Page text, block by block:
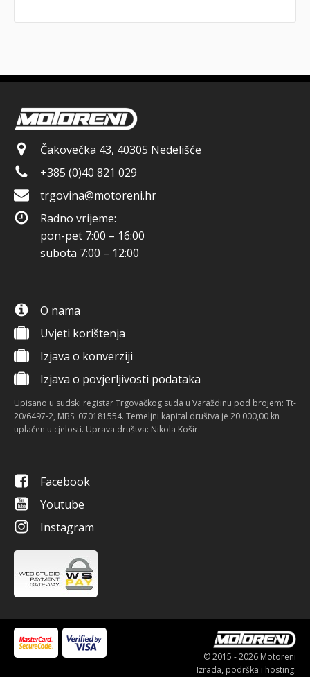
Čakovečka 43, 40305 Nedelišće
+385 (0)40 821 029
trgovina@motoreni.hr
Radno vrijeme:
pon-pet 7:00 – 16:00
subota 7:00 – 12:00
O nama
Uvjeti korištenja
Izjava o konverziji
Izjava o povjerljivosti podataka
Upisano u sudski registar Trgovačkog suda u Varaždinu pod brojem: Tt-
20/6497-2, MBS: 070181554. Temeljni kapital društva je 20.000,00 kn
uplaćen u cjelosti. Uprava društva: Nikola Košir.
Facebook
Youtube
Instagram
© 2015 - 2026 Motoreni
Izrada, podrška i hosting: